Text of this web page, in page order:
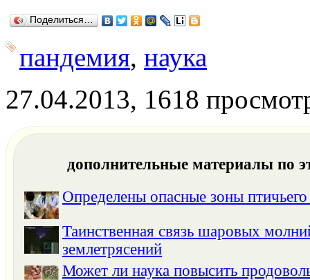
Поделиться…
пандемия, наука
27.04.2013, 1618
дополнительные материалы по
Определены опасные зоны
Таинственная связь шаровых
землетрясений
Может ли наука повысить